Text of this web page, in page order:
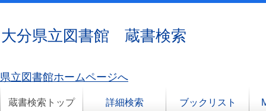
大分県立図書館 蔵書検索
県立図書館ホームページへ
蔵書検索トップ 詳細検索 ブックリスト